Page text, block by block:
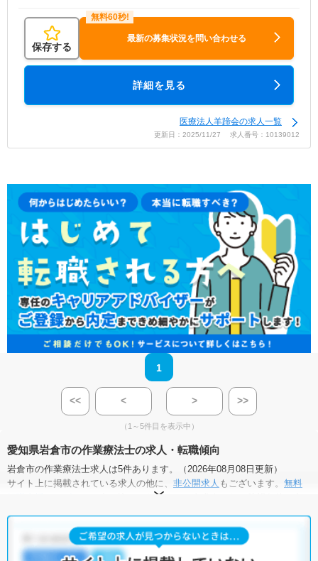
保存する
最新の募集状況を問い合わせる
詳細を見る
医療法人羊蹄会の求人一覧
更新日：2025/11/27 求人番号：10139012
1
<< < > >>
（1～5件目を表示中）
愛知県岩倉市の作業療法士の求人・転職傾向
岩倉市の作業療法士求人は5件あります。（2026年08月08日更新）
サイト上に掲載されている求人の他に、 非公開求人 もございます。 無料
にお申し込みいただくと、全求人からご希望条件に合
岩倉市の作業療法士求人では以下のような条件が人気です。
積極採用中・残業少なめ ・ 託児所・育児補助あり